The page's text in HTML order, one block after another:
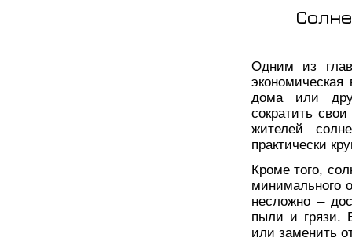
Одним из
дома или
сократить
жителей
практически
Кроме того,
минимального
несложно –
пыли и грязи.
или заменить